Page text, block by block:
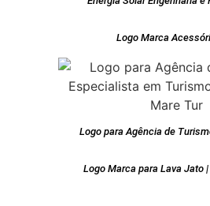
Logo Marca
Logo para Agência de
Logo Marca para Lava Jato